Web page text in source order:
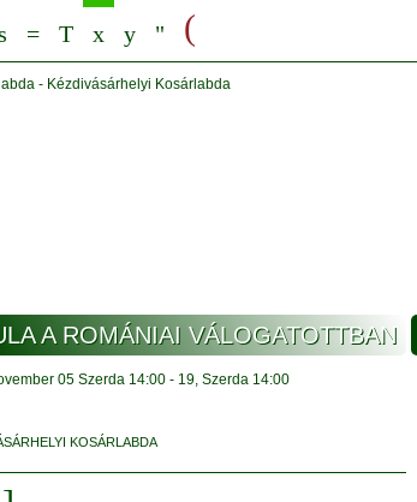
A ROMÁNIAI VÁLOGATOTTBAN
05 Szerda 14:00 - 19, Szerda 14:00
KOSÁRLABDA